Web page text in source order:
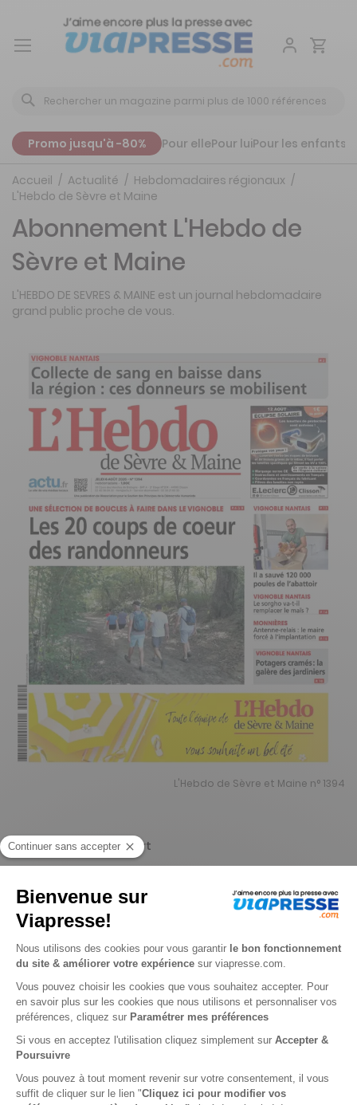
Aller
Promo jusqu'à -80% Pour ellePour luiPour les enfants
Accueil Actualité
Hebdomadaires régionaux
L'Hebdo de Sèvre et Maine
L'Hebdo de Sèvre et Maine n° 1394
Abonnement L'Hebdo de
Sèvre et Maine
L'HEBDO DE SEVRES & MAINE est un journal hebdomadaire
grand public proche de vous.
Je choisis un support
Papier
Je choisis une durée
-14%
Abonnement 1 an
52 n° • Papier
80€40
Tarif France métropolitaine
Renouvellement à date d’anniversaire